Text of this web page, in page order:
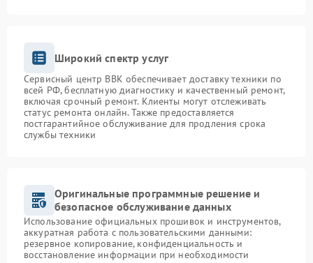
Широкий спектр услуг
Сервисный центр BBK обеспечивает доставку техники по
всей РФ, бесплатную диагностику и качественный ремонт,
включая срочный ремонт. Клиенты могут отслеживать
статус ремонта онлайн. Также предоставляется
постгарантийное обслуживание для продления срока
службы техники
Оригинальные программные решение и
безопасное обслуживание данных
Использование официальных прошивок и инструментов,
аккуратная работа с пользовательскими данными:
резервное копирование, конфиденциальность и
восстановление информации при необходимости